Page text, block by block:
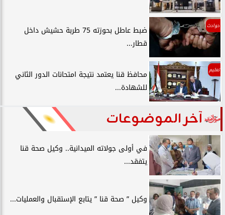
حوادث
ضبط عاطل بحوزته 75 طربة حشيش داخل
قطار...
تعليم
محافظ قنا يعتمد نتيجة امتحانات الدور الثاني
للشهادة...
آخر الموضوعات
في أولى جولاته الميدانية.. وكيل صحة قنا
يتفقد...
وكيل ” صحة قنا ” يتابع الإستقبال والعمليات...